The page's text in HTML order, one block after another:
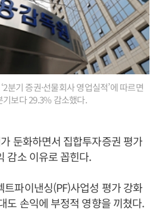
분기 증권·선물회사 영업실적’에 따르면
보다 29.3% 감소했다.
둔화하면서 집합투자증권 평가
감소 이유로 꼽힌다.
파이낸싱(PF)사업성 평가 강화
도 손익에 부정적 영향을 끼쳤다.